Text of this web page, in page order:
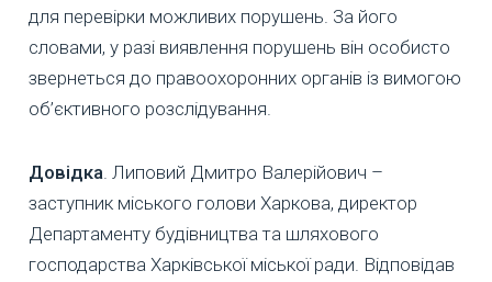
для перевірки можливих порушень. За його
словами, у разі виявлення порушень він особисто
звернеться до правоохоронних органів із вимогою
об’єктивного розслідування.
Довідка . Липовий Дмитро Валерійович –
заступник міського голови Харкова, директор
Департаменту будівництва та шляхового
господарства Харківської міської ради. Відповідав